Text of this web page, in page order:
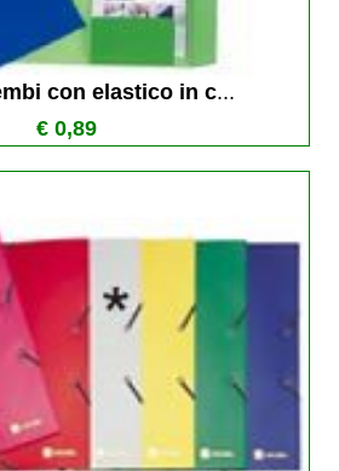
con elastico in c...
€ 0,89